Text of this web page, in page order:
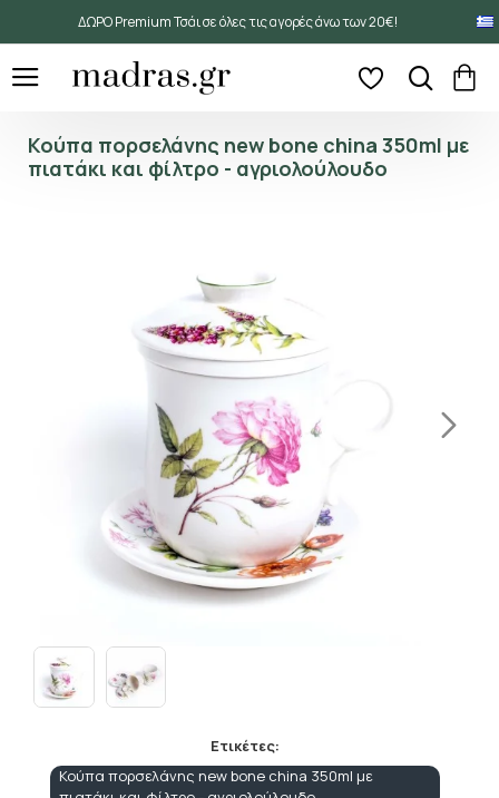
ΔΩΡΟ Premium Τσάι σε όλες τις αγορές άνω των 20€!
Κούπα πορσελάνης new bone china 350ml με
πιατάκι και φίλτρο - αγριολούλουδο
Ετικέτες:
Κούπα πορσελάνης new bone china 350ml με